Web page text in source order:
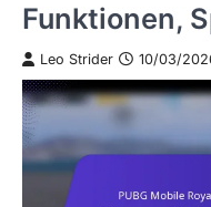
Funktionen,
Leo Strider 10/03/